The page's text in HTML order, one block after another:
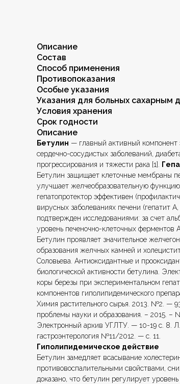
Описание
Состав
Способ применения
Противопоказания
Особые указания
Указания для больных сахарным
Условия хранения
Срок годности
Описание
Бетулин — главный активный компонент
сердечно-сосудистых заболеваний,
прогрессирования и тяжести рака [1].
Бетулин защищает клеточные мембраны
улучшает желчеобразовательную
гепатопротектор эффективен
вирусных заболеваниях печени (гепатит
подтвержден исследованиями: за счет
уровень печеночно-клеточных
Бетулин проявляет значительное
образования желчных камней и
Соловьева. Антиоксидантные и
биологической активности бетулина.
коры березы при экспериментальном
компонентов гиполипидемического
Химия растительного сырья. 2013. №2. —
проблемы науки и образования. – 2015. –
Электронный архив УГЛТУ. — 10-19 с. 8. Л.
гастроэнтерология №11/2012. — с. 11.
Гиполипидемическое действие
Бетулин замедляет всасывание
противовоспалительными свойствами,
доказано, что бетулин регулирует